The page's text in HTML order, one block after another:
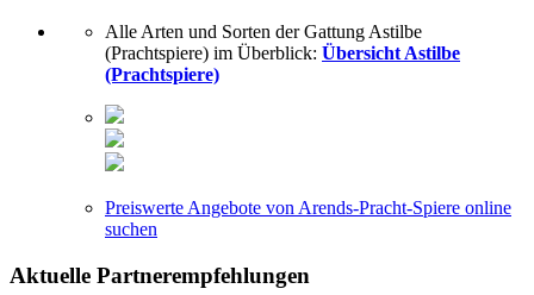
Alle Arten und Sorten der Gattung Astilbe
(Prachtspiere) im Überblick: Übersicht Astilbe
(Prachtspiere)
Preiswerte Angebote von Arends-Pracht-Spiere online
suchen
Aktuelle Partnerempfehlungen